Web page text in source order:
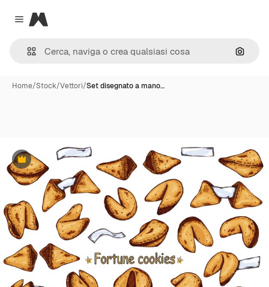
Close menu
Magnific
Cerca
Home/Stock/Vettori/Set disegnato a mano…
Premium